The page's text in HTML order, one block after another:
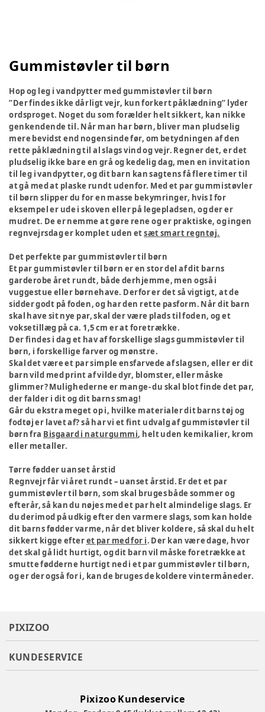
Gummistøvler til børn
Hop og leg i vandpytter med gummistøvler til børn
”Der findes ikke dårligt vejr, kun forkert påklædning” lyder
ordsproget. Noget du som forælder helt sikkert, kan nikke
genkendende til. Når man har børn, bliver man pludselig
mere bevidst end nogensinde før, om betydningen af den
rette påklædning til al slags vind og vejr. Regner det, er det
pludselig ikke bare en grå og kedelig dag, men en invitation
til leg i vandpytter, og dit barn kan sagtens få flere timer til
at gå med at plaske rundt udenfor. Med et par gummistøvler
til børn slipper du for en masse bekymringer, hvis I for
eksempel er ude i skoven eller på legepladsen, og der er
mudret. De er nemme at gøre rene og er praktiske, og ingen
regnvejrsdag er komplet uden etsæt smart regntøj.
Det perfekte par gummistøvler til børn
Et par gummistøvler til børn er en stor del af dit barns
garderobe året rundt, både derhjemme, men også i
vuggestue eller børnehave. Derfor er det så vigtigt, at de
sidder godt på foden, og har den rette pasform. Når dit barn
skal have sit nye par, skal der være plads til foden, og et
voksetillæg på ca. 1,5 cm er at foretrække.
Der findes i dag et hav af forskellige slags gummistøvler til
børn, i forskellige farver og mønstre.
Skal det være et par simple ensfarvede af slagsen, eller er dit
barn vild med print af vilde dyr, blomster, eller måske
glimmer? Mulighederne er mange- du skal blot finde det par,
der falder i dit og dit barns smag!
Går du ekstra meget op i, hvilke materialer dit barns tøj og
fodtøj er lavet af? så har vi et fint udvalg af gummistøvler til
børn fra Bisgaard i naturgummi, helt uden kemikalier, krom
eller metaller.
Tørre fødder uanset årstid
Regnvejr får vi året rundt – uanset årstid. Er det et par
gummistøvler til børn, som skal bruges både sommer og
efterår, så kan du nøjes med et par helt almindelige slags. Er
du derimod på udkig efter den varmere slags, som kan holde
dit barns fødder varme, når det bliver koldere, så skal du helt
sikkert kigge efteret par med for i. Der kan være dage, hvor
det skal gå lidt hurtigt, og dit barn vil måske foretrække at
smutte fødderne hurtigt ned i et par gummistøvler til børn,
og er der også for i, kan de bruges de koldere vintermåneder.
PIXIZOO
KUNDESERVICE
Pixizoo Kundeservice